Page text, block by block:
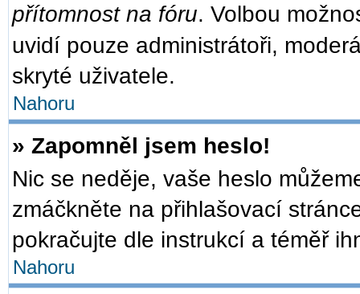
přítomnost na fóru. Volbou
uvidí pouze administrátoři,
skryté uživatele.
Nahoru
» Zapomněl jsem heslo!
Nic se neděje, vaše heslo
zmáčkněte na přihlašovací
pokračujte dle instrukcí a téměř
Nahoru